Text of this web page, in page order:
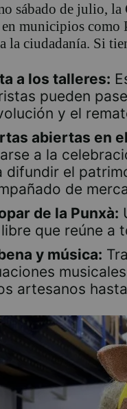
sábado de julio, la
municipios como
la ciudadanía. Si
a los talleres:
pueden
y el
abiertas en
a la
difundir el
de
de la Punxà:
que reúne a
y música:
artesanos